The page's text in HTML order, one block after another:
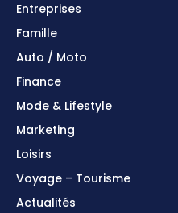
Entreprises
Famille
Auto / Moto
Finance
Mode & Lifestyle
Marketing
Loisirs
Voyage – Tourisme
Actualités